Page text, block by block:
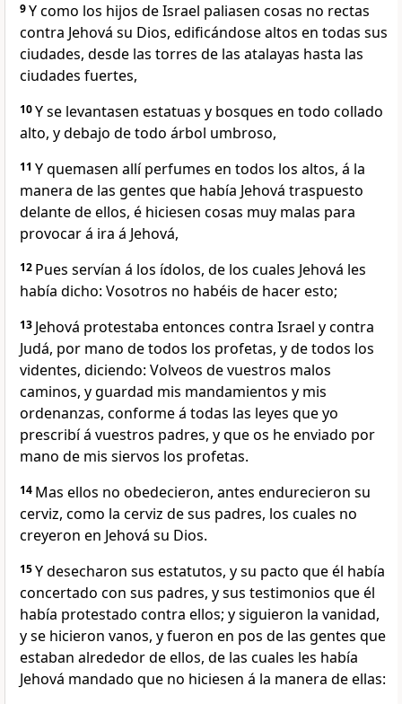
9Y como los hijos de Israel paliasen cosas no rectas
contra Jehová su Dios, edificándose altos en todas sus
ciudades, desde las torres de las atalayas hasta las
ciudades fuertes,
10Y se levantasen estatuas y bosques en todo collado
alto, y debajo de todo árbol umbroso,
11 Y quemasen allí perfumes en todos los altos, á la
manera de las gentes que había Jehová traspuesto
delante de ellos, é hiciesen cosas muy malas para
provocar á ira á Jehová,
12 Pues servían á los ídolos, de los cuales Jehová les
había dicho: Vosotros no habéis de hacer esto;
13 Jehová protestaba entonces contra Israel y contra
Judá, por mano de todos los profetas, y de todos los
videntes, diciendo: Volveos de vuestros malos
caminos, y guardad mis mandamientos y mis
ordenanzas, conforme á todas las leyes que yo
prescribí á vuestros padres, y que os he enviado por
mano de mis siervos los profetas.
14 Mas ellos no obedecieron, antes endurecieron su
cerviz, como la cerviz de sus padres, los cuales no
creyeron en Jehová su Dios.
15Y desecharon sus estatutos, y su pacto que él había
concertado con sus padres, y sus testimonios que él
había protestado contra ellos; y siguieron la vanidad,
y se hicieron vanos, y fueron en pos de las gentes que
estaban alrededor de ellos, de las cuales les había
Jehová mandado que no hiciesen á la manera de ellas: